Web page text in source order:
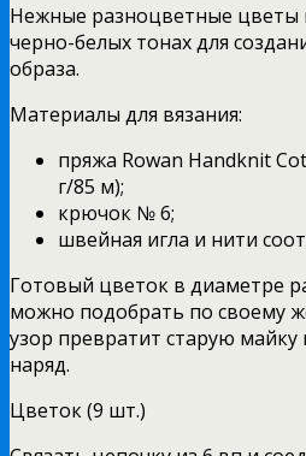
Нежные разноцветные цветы
черно-белых тонах для
образа.
Материалы для вязания:
пряжа Rowan Handknit
г/85 м);
крючок № 6;
швейная игла и нити
Готовый цветок в диаметре
можно подобрать по своему
узор превратит старую
наряд.
Цветок (9 шт.)